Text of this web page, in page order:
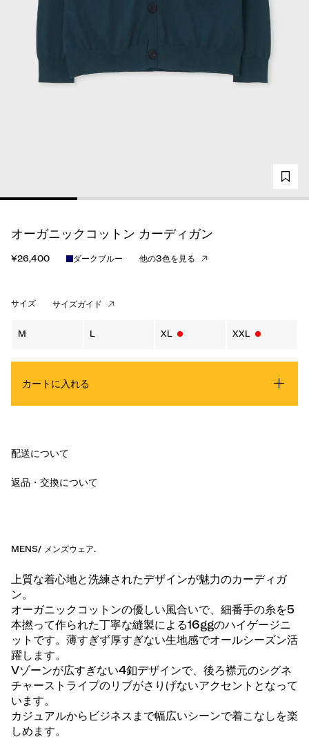
オーガニックコットン カーディガン
¥26,400 ダークブルー 他の3色を見る
サイズ サイズガイド
M L XL XXL
カートに入れる
配送について
返品・交換について
MENS/ メンズウェア.
上質な着心地と洗練されたデザインが魅力のカーディガ
ン。
オーガニックコットンの優しい風合いで、細番手の糸を5
本撚って作られた丁寧な縫製による16ggのハイゲージニ
ットです。薄すぎず厚すぎない生地感でオールシーズン活
躍します。
Vゾーンが広すぎない4釦デザインで、後ろ襟元のシグネ
チャーストライプのリブがさりげないアクセントとなって
います。
カジュアルからビジネスまで幅広いシーンで着こなしを楽
しめます。